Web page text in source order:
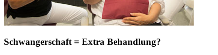
Schwangerschaft = Extra Behandlung?